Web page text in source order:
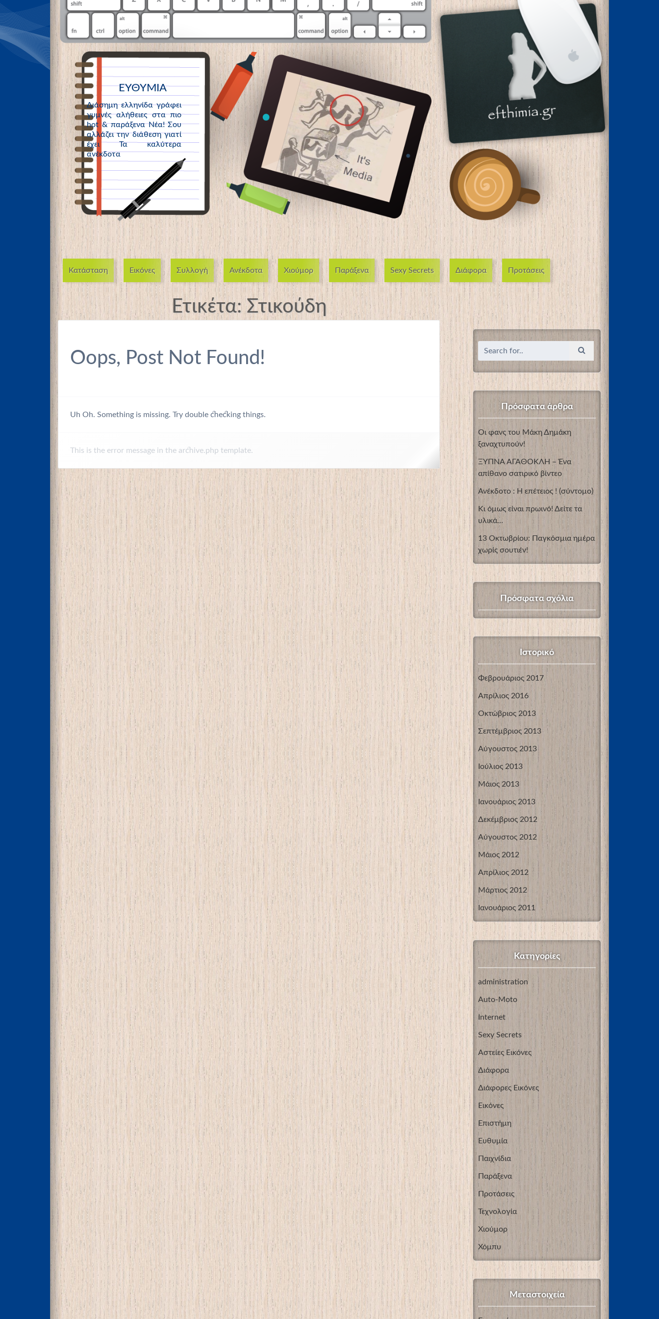
ΕΥΘΥΜΙΑ
Διάσημη ελληνίδα γράφει
γυμνές αλήθειες στα πιο
hot & παράξενα Νέα! Σου
αλλάζει την διάθεση γιατί
έχει Τα καλύτερα
ανέκδοτα
Κατάσταση Εικόνες Συλλογή Ανέκδοτα Χιούμορ Παράξενα Sexy Secrets Διάφορα Προτάσεις
Ετικέτα:Στικούδη
Oops, Post Not Found!
Uh Oh. Something is missing. Try double checking things.
This is the error message in the archive.php template.
Πρόσφατα άρθρα
Οι φανς του Μάκη Δημάκη
ξαναχτυπούν!
ΞΥΠΝΑ ΑΓΑΘΟΚΛΗ – Ένα
απίθανο σατιρικό βίντεο
Ανέκδοτο : Η επέτειος ! (σύντομο)
Κι όμως είναι πρωινό! Δείτε τα
υλικά…
13 Οκτωβρίου: Παγκόσμια ημέρα
χωρίς σουτιέν!
Πρόσφατα σχόλια
Ιστορικό
Φεβρουάριος 2017
Απρίλιος 2016
Οκτώβριος 2013
Σεπτέμβριος 2013
Αύγουστος 2013
Ιούλιος 2013
Μάιος 2013
Ιανουάριος 2013
Δεκέμβριος 2012
Αύγουστος 2012
Μάιος 2012
Απρίλιος 2012
Μάρτιος 2012
Ιανουάριος 2011
Kατηγορίες
administration
Auto-Moto
Internet
Sexy Secrets
Αστείες Εικόνες
Διάφορα
Διάφορες Εικόνες
Εικόνες
Επιστήμη
Ευθυμία
Παιχνίδια
Παράξενα
Προτάσεις
Τεχνολογία
Χιούμορ
Χόμπυ
Μεταστοιχεία